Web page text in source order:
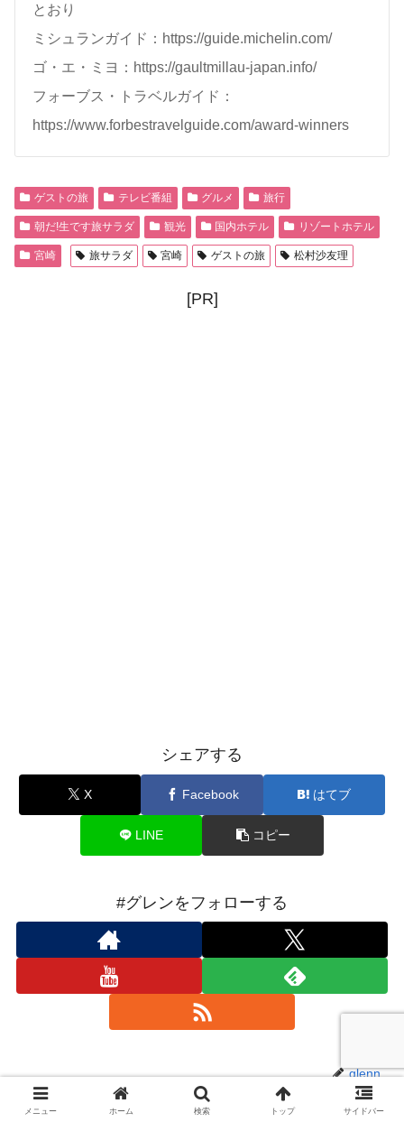
とおり
ミシュランガイド：https://guide.michelin.com/
ゴ・エ・ミヨ：https://gaultmillau-japan.info/
フォーブス・トラベルガイド：
https://www.forbestravelguide.com/award-winners
ゲストの旅 テレビ番組 グルメ 旅行
朝だ!生です旅サラダ 観光 国内ホテル リゾートホテル
宮崎 旅サラダ 宮崎 ゲストの旅 松村沙友理
[PR]
シェアする
X Facebook はてブ
LINE コピー
#グレンをフォローする
glenn
メニュー ホーム 検索 トップ サイドバー